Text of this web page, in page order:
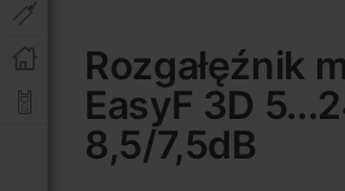
Rozgałęźnik
EasyF 3D
8,5/7,5dB
początek
galerii